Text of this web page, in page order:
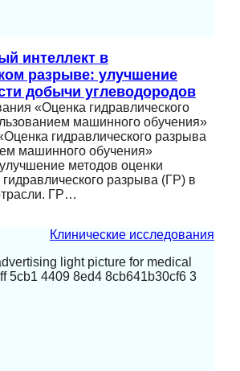
интеллект в
разрыве: улучшение
добычи углеводородов
«Оценка гидравлического
машинного обучения»
гидравлического разрыва
машинного обучения»
методов оценки
разрыва (ГР) в
ГР…
Клинические исследования